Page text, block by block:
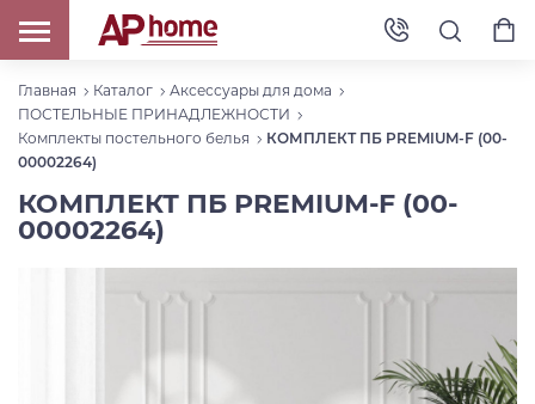
Главная Каталог
Аксессуары для дома
ПОСТЕЛЬНЫЕ ПРИНАДЛЕЖНОСТИ
Комплекты постельного белья
КОМПЛЕКТ ПБ PREMIUM-F (00-
00002264)
КОМПЛЕКТ ПБ PREMIUM-F (00-
00002264)